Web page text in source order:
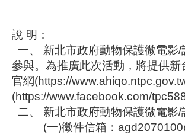
說 明：
一、 新北市政府動物保護微電影
參與。為推廣此次活動，將提供
官網(https://
(https://www.facebook.com/
二、 新北市政府動物保護微電
(一)徵件信箱：